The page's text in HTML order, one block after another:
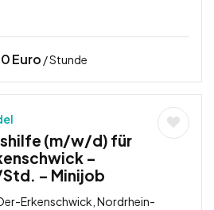
Euro / Stunde
(m/w/d) für
–
– Minijob
Erkenschwick, Nordrhein-